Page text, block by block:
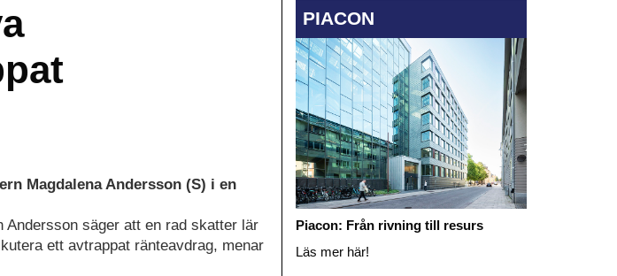
Magdalena Andersson (S) i en
säger att en rad skatter lär
ett avtrappat ränteavdrag, menar
PIACON
Piacon: Från rivning till resurs
Läs mer här!